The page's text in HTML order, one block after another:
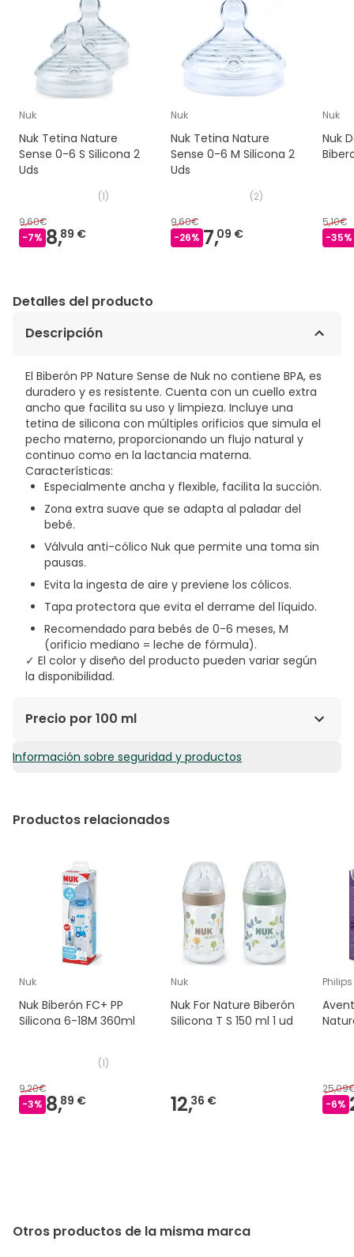
Nuk
Nuk Tetina Nature
Sense 0-6 S Silicona 2
Uds
(1)
9,60€
-7% 8,89 €
Nuk
Nuk Tetina Nature
Sense 0-6 M Silicona 2
Uds
(2)
9,60€
-26% 7,09 €
Nuk
Nuk
5,10€
-35%
Detalles del producto
Descripción
El Biberón PP Nature Sense de Nuk no contiene BPA, es
duradero y es resistente. Cuenta con un cuello extra
ancho que facilita su uso y limpieza. Incluye una
tetina de silicona con múltiples orificios que simula el
pecho materno, proporcionando un flujo natural y
continuo como en la lactancia materna.
Características:
Especialmente ancha y flexible, facilita la succión.
Zona extra suave que se adapta al paladar del
bebé.
Válvula anti-cólico Nuk que permite una toma sin
pausas.
Evita la ingesta de aire y previene los cólicos.
Tapa protectora que evita el derrame del líquido.
Recomendado para bebés de 0-6 meses, M
(orificio mediano = leche de fórmula).
✓ El color y diseño del producto pueden variar según
la disponibilidad.
Precio por 100 ml
7,01€ / 100 ml
Información sobre seguridad y productos
Productos relacionados
Nuk
Nuk Biberón FC+ PP
Silicona 6-18M 360ml
(1)
9,20€
-3% 8,89 €
Nuk
Nuk For Nature Biberón
Silicona T S 150 ml 1 ud
12,36 €
-6%
Otros productos de la misma marca